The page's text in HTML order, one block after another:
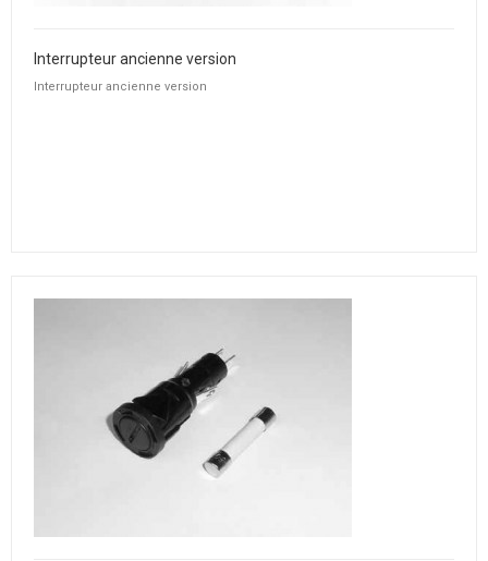
Interrupteur ancienne version
Interrupteur ancienne version